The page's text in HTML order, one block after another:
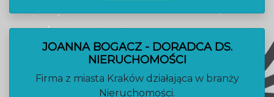
JOANNA BOGACZ - DORADCA DS.
NIERUCHOMOŚCI
Firma z miasta Kraków działająca w branży
Nieruchomości.